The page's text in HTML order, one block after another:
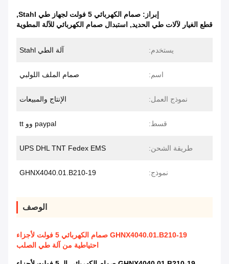
إبراز: صمام الكهربائي 5 فولت لجهاز طي Stahl
,
قطع الغيار لآلات طي الحديد, استبدال صمام الكهربائي للآلة المطوية
يستخدم: آلة الطي Stahl
اسم: صمام الملف اللولبي
نموذج العمل: الإنتاج والمبيعات
قسط: paypal وو tt
طريقة الشحن: UPS DHL TNT Fedex EMS
نموذج: GHNX4040.01.B210-19
الوصف
GHNX4040.01.B210-19 صمام الكهربائي 5 فولت لأجزاء
احتياطية من آلة طي الصلب